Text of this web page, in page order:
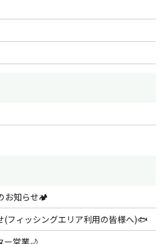
お知らせ🏕️
(フィッシングエリア利用の皆様へ)🐟